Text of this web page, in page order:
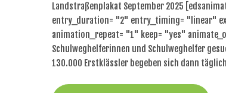
Landstraßenplakat September 2025
entry_duration= "2" entry_timing= "linear"
animation_repeat= "1" keep= "yes"
Schulweghelferinnen und Schulweghelfer
130.000 Erstklässler begeben sich dann